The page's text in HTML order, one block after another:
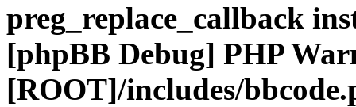
preg_replace_callback
[phpBB Debug] PHP
[ROOT]/includes/